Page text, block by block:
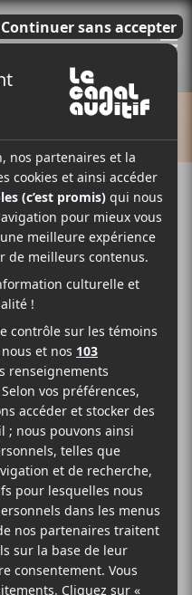
2023 :
tour du bloc
travers 50
spectacleLe tour du
50 ans de chansons
Montréal le 13 juin à